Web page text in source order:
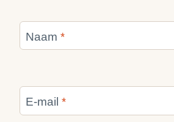
Naam *
E-mail *